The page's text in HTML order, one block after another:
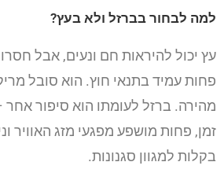
למה לבחור בברזל ולא בעץ?
עץ יכול להיראות חם ונעים, אבל
פחות עמיד בתנאי חוץ. הוא סובל
מהירה. ברזל לעומתו הוא סיפור אחר
זמן, פחות מושפע מפגעי מזג האוויר
בקלות למגוון סגנונות.